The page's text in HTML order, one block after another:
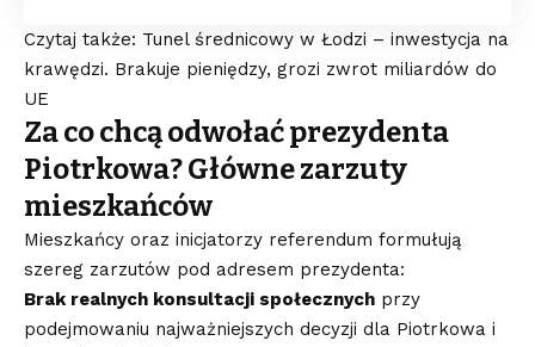
Czytaj także: Tunel średnicowy w Łodzi – inwestycja na
krawędzi. Brakuje pieniędzy, grozi zwrot miliardów do
UE
Za co chcą odwołać prezydenta
Piotrkowa? Główne zarzuty
mieszkańców
Mieszkańcy oraz inicjatorzy referendum formułują
szereg zarzutów pod adresem prezydenta:
Brak realnych konsultacji społecznych przy
podejmowaniu najważniejszych decyzji dla Piotrkowa i